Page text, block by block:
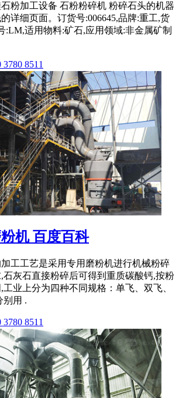
粉加工设备 石粉粉碎机 粉碎石头的机器
详细页面。订货号:006645,品牌:重工,货
:LM,适用物料:矿石,应用领域:非金属矿制
8511
机 百度百科
工工艺是采用专用磨粉机进行机械粉碎
石灰石直接粉碎后可得到重质碳酸钙,按粉
业上分为四种不同规格：单飞、双飞、
别用 .
8511